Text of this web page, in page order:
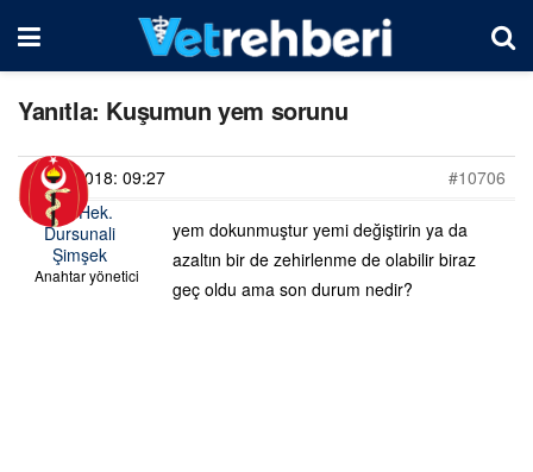
Yanıtla: Kuşumun yem sorunu
07/05/2018: 09:27
#10706
Vet. Hek.
Dursunali
Şimşek
Anahtar yönetici
yem dokunmuştur yemi değiştirin ya da
azaltın bir de zehirlenme de olabilir biraz
geç oldu ama son durum nedir?